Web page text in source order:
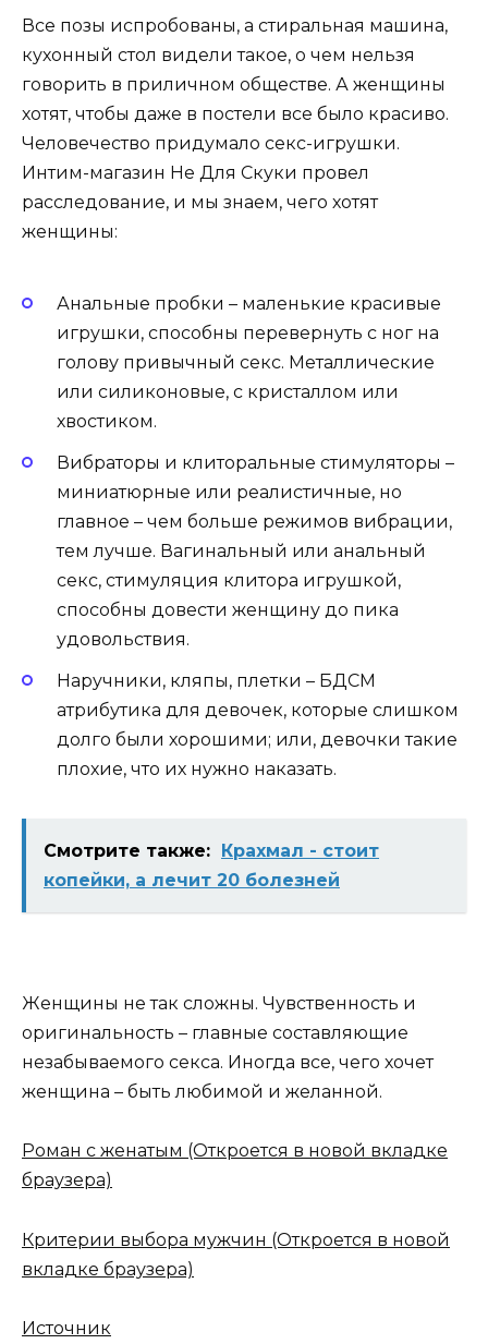
Все позы испробованы, а стиральная машина,
кухонный стол видели такое, о чем нельзя
говорить в приличном обществе. А женщины
хотят, чтобы даже в постели все было красиво.
Человечество придумало секс-игрушки.
Интим-магазин Не Для Скуки провел
расследование, и мы знаем, чего хотят
женщины:
Анальные пробки – маленькие красивые
игрушки, способны перевернуть с ног на
голову привычный секс. Металлические
или силиконовые, с кристаллом или
хвостиком.
Вибраторы и клиторальные стимуляторы –
миниатюрные или реалистичные, но
главное – чем больше режимов вибрации,
тем лучше. Вагинальный или анальный
секс, стимуляция клитора игрушкой,
способны довести женщину до пика
удовольствия.
Наручники, кляпы, плетки – БДСМ
атрибутика для девочек, которые слишком
долго были хорошими; или, девочки такие
плохие, что их нужно наказать.
Смотрите также: Крахмал - стоит
копейки, а лечит 20 болезней
Женщины не так сложны. Чувственность и
оригинальность – главные составляющие
незабываемого секса. Иногда все, чего хочет
женщина – быть любимой и желанной.
Роман с женатым (Откроется в новой вкладке
браузера)
Критерии выбора мужчин (Откроется в новой
вкладке браузера)
Источник